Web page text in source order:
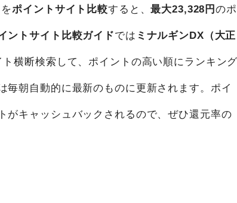
を ポイントサイト比較 すると、最大23,328円 のポ
ントサイト比較ガイドではミナルギンDX（大正
横断検索して、ポイントの高い順にランキング
朝自動的に最新のものに更新されます。ポイ